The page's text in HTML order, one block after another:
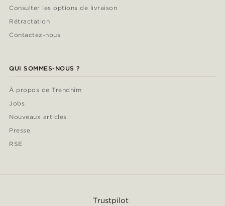
Consulter les options de livraison
Rétractation
Contactez-nous
QUI SOMMES-NOUS ?
À propos de Trendhim
Jobs
Nouveaux articles
Presse
RSE
Trustpilot